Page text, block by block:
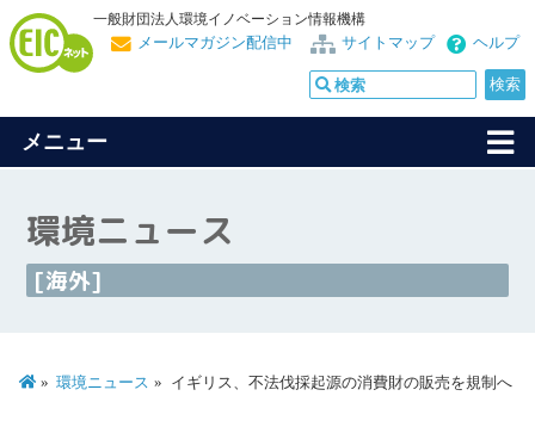
一般財団法人環境イノベーション情報機構
ヘルプ
サイトマップ
メールマガジン配信中
メニュー
環境ニュース
[海外]
環境ニュース イギリス、不法伐採起源の消費財の販売を規制へ